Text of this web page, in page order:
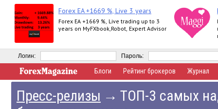
Forex EA +1669 %, Live 3 years
Forex EA +1669 %, Live trading up to 3
years on MyFXbook,Robot, Expert Advisor
Логин: Пароль:
Блоги Рейтинг брокеров Журнал
Пресс-релизы → ТОП-3 самых